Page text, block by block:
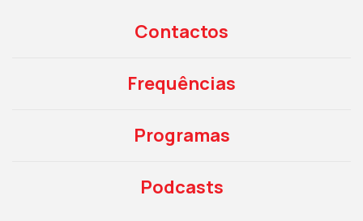
Contactos
Frequências
Programas
Podcasts